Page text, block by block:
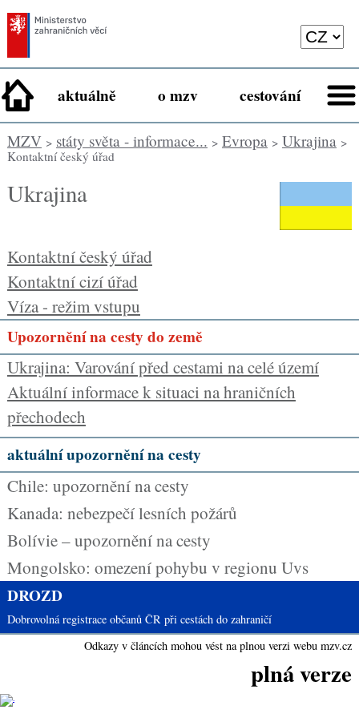
aktuálně o mzv cestování
MZV> státy světa - informace... > Evropa> Ukrajina>
Kontaktní český úřad
Ukrajina
Kontaktní český úřad
Kontaktní cizí úřad
Víza - režim vstupu
Upozornění na cesty do země
Ukrajina: Varování před cestami na celé území
Aktuální informace k situaci na hraničních
přechodech
aktuální upozornění na cesty
Chile: upozornění na cesty
Kanada: nebezpečí lesních požárů
Bolívie – upozornění na cesty
Mongolsko: omezení pohybu v regionu Uvs
DROZD
Dobrovolná registrace občanů ČR při cestách do zahraničí
Odkazy v článcích mohou vést na plnou verzi webu mzv.cz
plná verze